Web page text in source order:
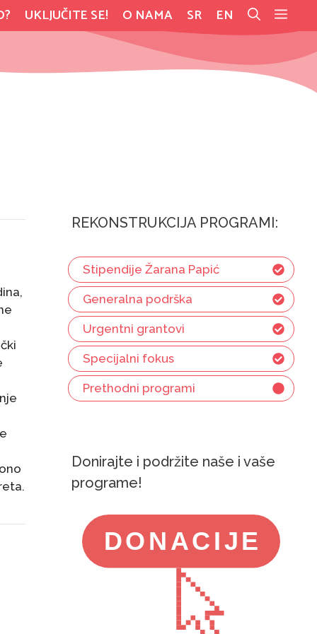
UKLJUČITE SE! O NAMA SR EN
REKONSTRUKCIJA PROGRAMI:
Stipendije Žarana Papić
Generalna podrška
Urgentni grantovi
Specijalni fokus
Prethodni programi
Donirajte i podržite naše i vaše
programe!